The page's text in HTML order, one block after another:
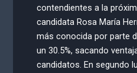
contendientes a la
candidata Rosa María
más conocida por parte
un 30.5%, sacando
candidatos. En segundo